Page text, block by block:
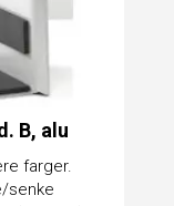
B, alu
farger.
senke